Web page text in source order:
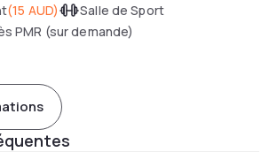
(15 AUD)
Salle de Sport
PMR (sur demande)